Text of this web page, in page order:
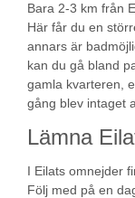
Bara 2-3 km från
Här får du en
annars är
kan du gå bland
gamla kvarteren,
gång blev intaget
Lämna
I Eilats omnejder
Följ med på en